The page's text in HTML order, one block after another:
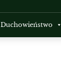
Duchowieństwo